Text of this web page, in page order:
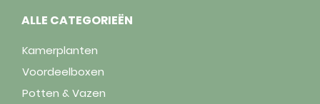
ALLE CATEGORIEËN
Kamerplanten
Voordeelboxen
Potten & Vazen